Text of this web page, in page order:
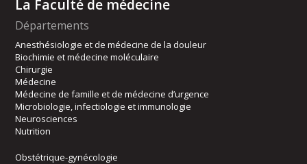
La Faculté de médecine
Départements
Anesthésiologie et de médecine de la douleur
Biochimie et médecine moléculaire
Chirurgie
Médecine
Médecine de famille et de médecine d’urgence
Microbiologie, infectiologie et immunologie
Neurosciences
Nutrition
Obstétrique-gynécologie